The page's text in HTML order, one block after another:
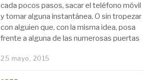
cada pocos pasos, sacar el teléfono móvil
y tomar alguna instantánea. O sin tropezar
con alguien que, con la misma idea, posa
frente a alguna de las numerosas puertas
25 mayo, 2015